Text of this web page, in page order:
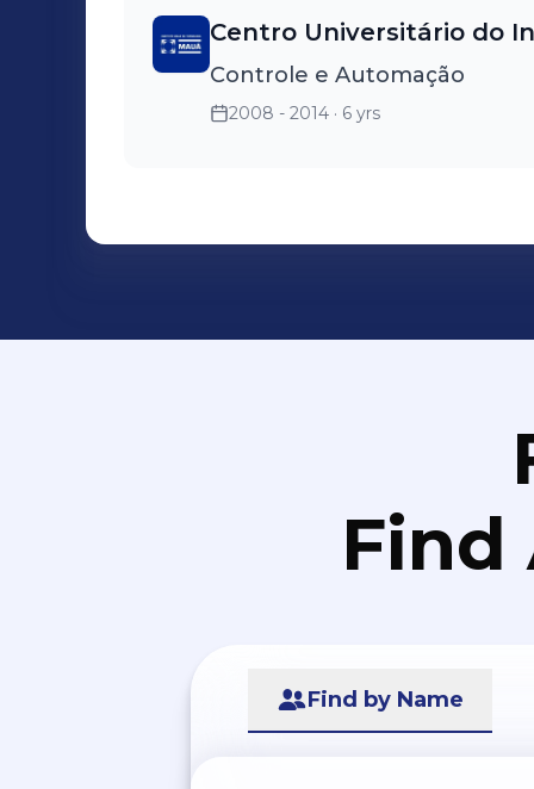
Centro Universitário do
Controle e Automação
2008 - 2014 · 6 yrs
Find
Find by Name